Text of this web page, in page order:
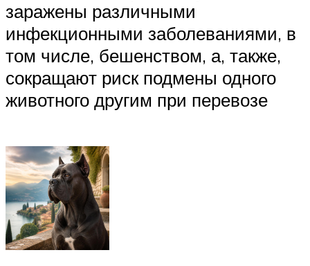
заражены различными
инфекционными заболеваниями, в
том числе, бешенством, а, также,
сокращают риск подмены одного
животного другим при перевозе